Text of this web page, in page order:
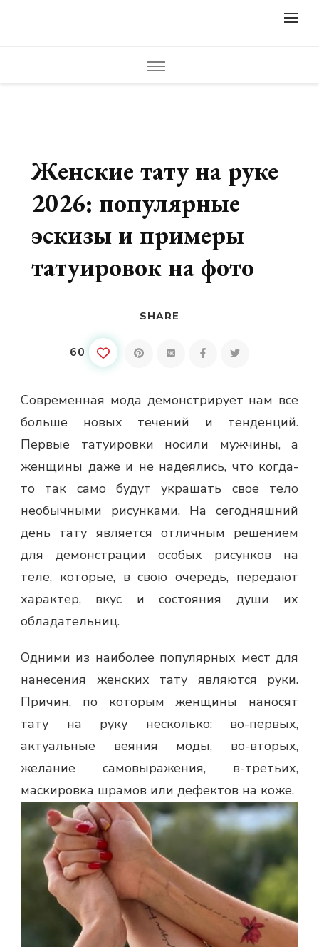
Женский журнал LifeStyleWomens — читать женский сайт
модная одежда, модный дизайн ногтей, маникюр, педикюр,
Женские тату на руке
2026: популярные
эскизы и примеры
татуировок на фото
SHARE
60
Современная мода демонстрирует нам все
больше новых течений и тенденций.
Первые татуировки носили мужчины, а
женщины даже и не надеялись, что когда-
то так само будут украшать свое тело
необычными рисунками. На сегодняшний
день тату является отличным решением
для демонстрации особых рисунков на
теле, которые, в свою очередь, передают
характер, вкус и состояния души их
обладательниц.
Одними из наиболее популярных мест для
нанесения женских тату являются руки.
Причин, по которым женщины наносят
тату на руку несколько: во-первых,
актуальные веяния моды, во-вторых,
желание самовыражения, в-третьих,
маскировка шрамов или дефектов на коже.